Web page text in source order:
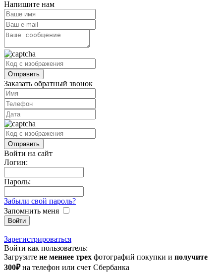
Напишите нам
Заказать обратный звонок
Войти на сайт
Логин:
Пароль:
Забыли свой пароль?
Запомнить меня
Зарегистрироваться
Войти как пользователь:
Загрузите не меннее трех фотографий покупки и получите
300₽на телефон или счет Сбербанка